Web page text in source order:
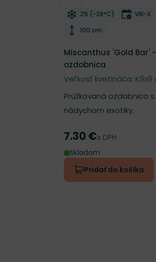
Odober do zoznamu
Mrazuvzdornosť
Z5 (-28°C) Doba
VIII-X
Výška rastliny
100 cm
Miscanthus 'Gold Bar' -
ozdobnica
Veľkosť kvetináča: K9x9
Prúžkovaná ozdobnica s
nádychom exotiky.
Cena
7.30 €s DPH
Skladom
Pridať do košíka